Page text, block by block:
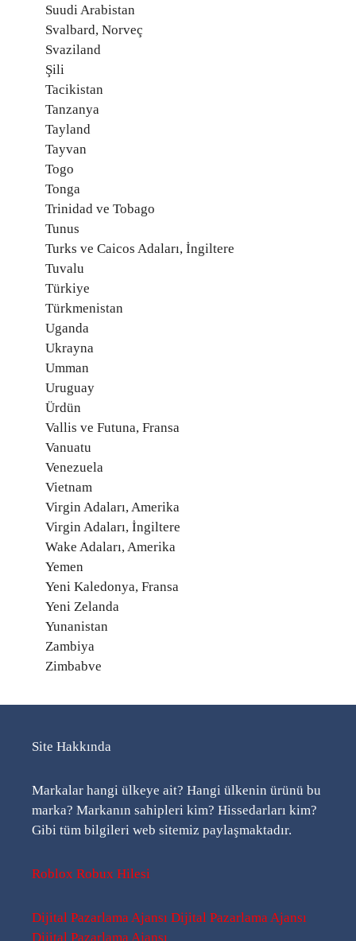
Suudi Arabistan
Svalbard, Norveç
Svaziland
Şili
Tacikistan
Tanzanya
Tayland
Tayvan
Togo
Tonga
Trinidad ve Tobago
Tunus
Turks ve Caicos Adaları, İngiltere
Tuvalu
Türkiye
Türkmenistan
Uganda
Ukrayna
Umman
Uruguay
Ürdün
Vallis ve Futuna, Fransa
Vanuatu
Venezuela
Vietnam
Virgin Adaları, Amerika
Virgin Adaları, İngiltere
Wake Adaları, Amerika
Yemen
Yeni Kaledonya, Fransa
Yeni Zelanda
Yunanistan
Zambiya
Zimbabve
Site Hakkında
Markalar hangi ülkeye ait? Hangi ülkenin ürünü bu
marka? Markanın sahipleri kim? Hissedarları kim?
Gibi tüm bilgileri web sitemiz paylaşmaktadır.
Roblox Robux Hilesi
Dijital Pazarlama Ajansı Dijital Pazarlama Ajansı
Dijital Pazarlama Ajansı